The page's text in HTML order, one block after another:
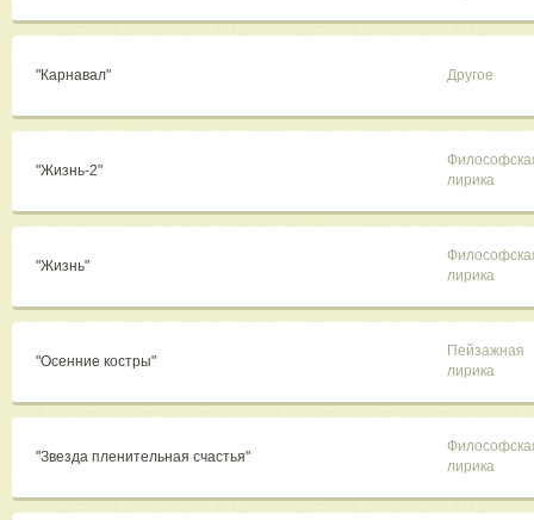
"Карнавал" Другое
"Жизнь-2"
лирика
"Жизнь"
лирика
"Осенние костры"
Пейзажная
лирика
"Звезда пленительная счастья"
лирика